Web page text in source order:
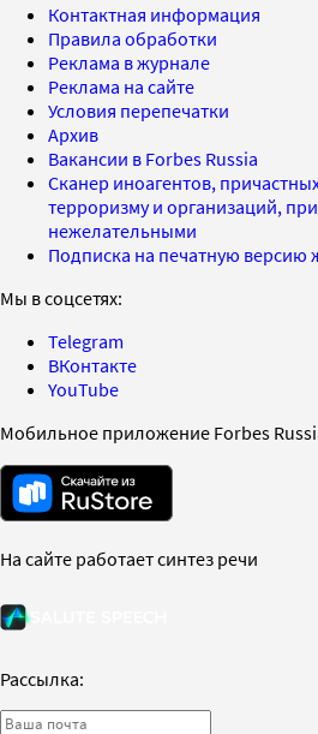
Контактная информация
Правила обработки
Реклама в журнале
Реклама на сайте
Условия перепечатки
Архив
Вакансии в Forbes Russia
Сканер иноагентов,
терроризму и организаций,
нежелательными
Подписка на печатную версию
Мы в соцсетях:
Telegram
ВКонтакте
YouTube
Мобильное приложение Forbes
На сайте работает синтез речи
Рассылка: